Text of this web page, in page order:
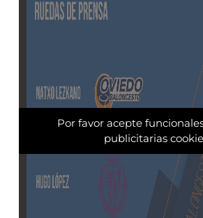
Por favor acepte
publicitarias